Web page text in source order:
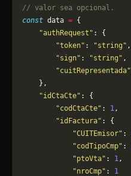
// valor sea opcional.
const data = {
    "authRequest"
: {
        "token"
: "string" ,
        "sign"
: "string" ,
        "cuitRepresentada"
    },
    "idCtaCte"
: {
        "codCtaCte"
: 1,
        "idFactura"
: {
            "CUITEmisor"
:
            "codTipoCmp"
:
            "ptoVta"
: 1,
            "nroCmp"
: 1